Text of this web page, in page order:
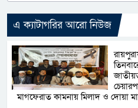
এ ক্যাটাগরির আরো নিউজ
মাগফেরাত কামনায় মিলাদ ও দোয়া